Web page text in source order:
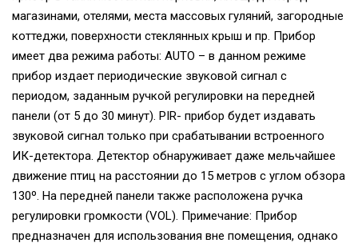
магазинами, отелями, места массовых гуляний, загородные
коттеджи, поверхности стеклянных крыш и пр. Прибор
имеет два режима работы: AUTO – в данном режиме
прибор издает периодические звуковой сигнал с
периодом, заданным ручкой регулировки на передней
панели (от 5 до 30 минут). PIR- прибор будет издавать
звуковой сигнал только при срабатывании встроенного
ИК-детектора. Детектор обнаруживает даже мельчайшее
движение птиц на расстоянии до 15 метров с углом обзора
130º. На передней панели также расположена ручка
регулировки громкости (VOL). Примечание: Прибор
предназначен для использования вне помещения, однако